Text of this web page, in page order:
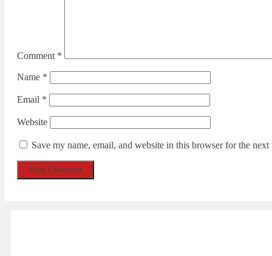
Comment *
Name *
Email *
Website
Save my name, email, and website in this browser for the